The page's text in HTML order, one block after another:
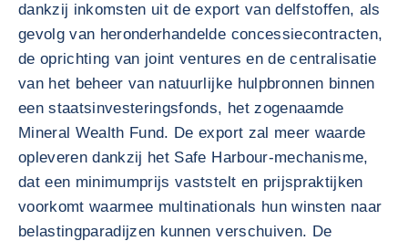
dankzij inkomsten uit de export van delfstoffen, als
gevolg van heronderhandelde concessiecontracten,
de oprichting van joint ventures en de centralisatie
van het beheer van natuurlijke hulpbronnen binnen
een staatsinvesteringsfonds, het zogenaamde
Mineral Wealth Fund. De export zal meer waarde
opleveren dankzij het Safe Harbour-mechanisme,
dat een minimumprijs vaststelt en prijspraktijken
voorkomt waarmee multinationals hun winsten naar
belastingparadijzen kunnen verschuiven. De